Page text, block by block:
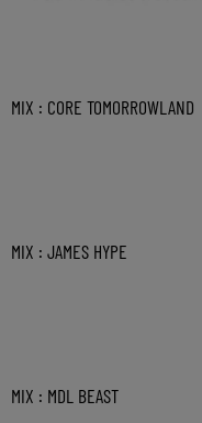
MIX : CORE TOMORROWLAND
MIX : JAMES HYPE
MIX : MDL BEAST